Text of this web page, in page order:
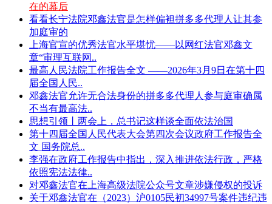
在的幕后
看看长宁法院邓鑫法官是怎样偏袒拼多多代理人让其参
加庭审的
上海官宣的优秀法官水平堪忧——以网红法官邓鑫文
章“审理互联网..
最高人民法院工作报告全文 ——2026年3月9日在第十四
届全国人民..
邓鑫法官允许无合法身份的拼多多代理人参与庭审确属
不当有最高法..
思想引领丨两会上，总书记这样谈全面依法治国
第十四届全国人民代表大会第四次会议政府工作报告全
文 国务院总..
李强在政府工作报告中指出，深入推进依法行政，严格
依照宪法法律..
对邓鑫法官在上海高级法院公众号文章涉嫌侵权的投诉
关于邓鑫法官在（2023）沪0105民初34997号案件违纪违